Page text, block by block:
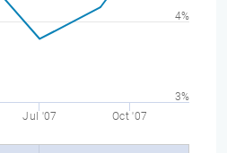
Jul '07 Oct '07
3%
4%